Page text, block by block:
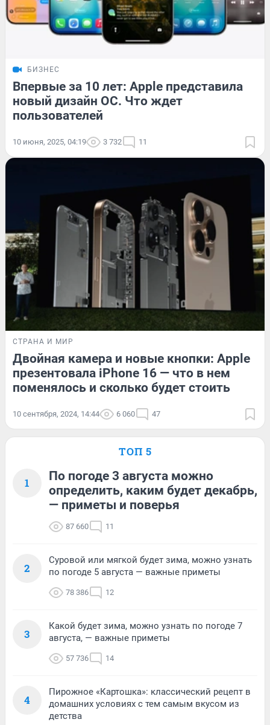
БИЗНЕС
Впервые за 10 лет: Apple представила
новый дизайн ОС. Что ждет
пользователей
10 июня, 2025, 04:19 3 732 11
СТРАНА И МИР
Двойная камера и новые кнопки: Apple
презентовала iPhone 16 — что в нем
поменялось и сколько будет стоить
10 сентября, 2024, 14:44 6 060 47
ТОП 5
1
По погоде 3 августа можно
определить, каким будет декабрь,
— приметы и поверья
87 660 11
2
Суровой или мягкой будет зима, можно узнать
по погоде 5 августа — важные приметы
78 386 12
3
Какой будет зима, можно узнать по погоде 7
августа, — важные приметы
57 736 14
4
Пирожное «Картошка»: классический рецепт в
домашних условиях с тем самым вкусом из
детства